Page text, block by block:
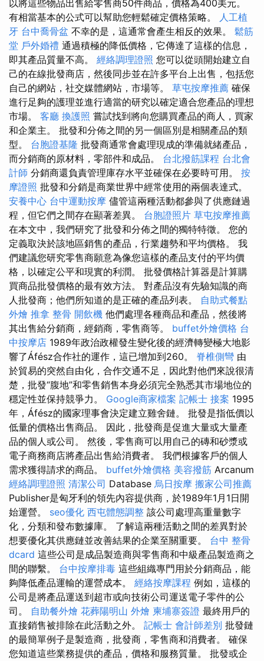
以將這些物品出售給零售商50件商品，價格為400美元。
有相當基本的公式可以幫助您輕鬆確定價格策略。 人工植
牙 台中喬骨盆 不幸的是，這通常會產生相反的效果。 鬆筋
堂 戶外婚禮 通過積極的降低價格，它傳達了這樣的信息，
即其產品質量不高。 經絡調理證照 您可以從頭開始建立自
己的在線批發商店，然後同步並在許多平台上出售，包括您
自己的網站，社交媒體網站，市場等。 草屯按摩推薦 確保
進行足夠的護理並進行適當的研究以確定適合您產品的理想
市場。 客廳 換護照 嘗試找到將向您購買產品的商人，買家
和企業主。 批發和分佈之間的另一個區別是相關產品的類
型。 台胞證基隆 批發商通常會處理現成的準備就緒產品，
而分銷商的原材料，零部件和成品。 台北撥筋課程 台北會
計師 分銷商還負責管理庫存水平並確保在必要時可用。 按
摩證照 批發和分銷是商業世界中經常使用的兩個表達式。
安養中心 台中運動按摩 儘管這兩種活動都參與了供應鏈過
程，但它們之間存在顯著差異。 台胞證照片 草屯按摩推薦
在本文中，我們研究了批發和分佈之間的獨特特徵。 您的
定義取決於該地區銷售的產品，行業趨勢和平均價格。 我
們建議您研究零售商願意為像您這樣的產品支付的平均價
格，以確定公平和現實的利潤。 批發價格計算器是計算購
買商品批發價格的最有效方法。 對產品沒有先驗知識的商
人批發商；他們所知道的是正確的產品列表。 自助式餐點
外燴 推拿 整骨 開飲機 他們處理各種商品和產品，然後將
其出售給分銷商，經銷商，零售商等。 buffet外燴價格 台
中按摩店 1989年政治政權發生變化後的經濟轉變極大地影
響了Áfész合作社的運作，這已增加到260。 脊椎側彎 由
於貿易的突然自由化，合作交通不足，因此對他們來說很清
楚，批發“腹地”和零售銷售本身必須完全熟悉其市場地位的
穩定性並保持競爭力。 Google商家檔案 記帳士 接案 1995
年，Áfész的國家理事會決定建立雞舍鏈。 批發是指低價以
低量的價格出售商品。 因此，批發商是促進大量或大量產
品的個人或公司。 然後，零售商可以用自己的磚和砂漿或
電子商務商店將產品出售給消費者。 我們根據客戶的個人
需求獲得請求的商品。 buffet外燴價格 美容撥筋 Arcanum
經絡調理證照 清潔公司 Database 烏日按摩 搬家公司推薦
Publisher是匈牙利的領先內容提供商，於1989年1月1日開
始運營。 seo優化 西屯體態調整 該公司處理高重量數字
化，分類和發布數據庫。 了解這兩種活動之間的差異對於
想要優化其供應鏈並改善結果的企業至關重要。 台中 整骨
dcard 這些公司是成品製造商與零售商和中級產品製造商之
間的聯繫。 台中按摩排毒 這些組織專門用於分銷商品，能
夠降低產品運輸的運營成本。 經絡按摩課程 例如，這樣的
公司是將產品運送到超市或向技術公司運送電子零件的公
司。 自助餐外燴 花葬陽明山 外燴 柬埔寨簽證 最終用戶的
直接銷售被排除在此活動之外。 記帳士 會計師差別 批發鏈
的最簡單例子是製造商，批發商，零售商和消費者。 確保
您知道這些業務提供的產品，價格和服務質量。 批發或企